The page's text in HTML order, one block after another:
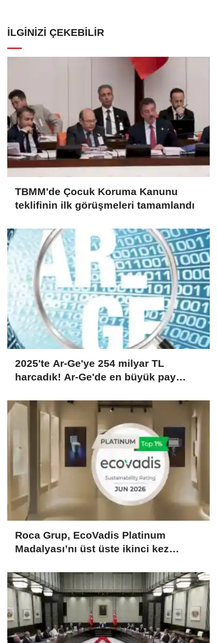
İLGINIZI ÇEKEBILIR
TBMM'de Çocuk Koruma Kanunu
teklifinin ilk görüşmeleri tamamlandı
2025'te Ar-Ge'ye 254 milyar TL
harcadık! Ar-Ge'de en büyük pay
Roca Grup, EcoVadis Platinum
Madalyası’nı üst üste ikinci kez